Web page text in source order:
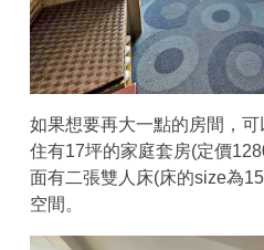
如果想要再大一點的房間，
住有17坪的家庭套房(定價
面有二張雙人床(床的size為
空間。